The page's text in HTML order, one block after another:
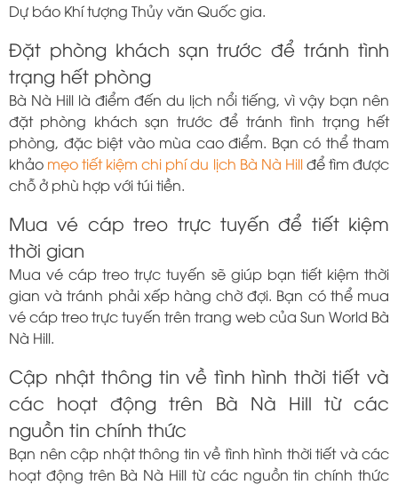
Dự báo Khí tượng Thủy văn Quốc gia.
Đặt phòng khách sạn trước để tránh tình
trạng hết phòng
Bà Nà Hill là điểm đến du lịch nổi tiếng, vì vậy bạn nên
đặt phòng khách sạn trước để tránh tình trạng hết
phòng, đặc biệt vào mùa cao điểm. Bạn có thể tham
khảo mẹo tiết kiệm chi phí du lịch Bà Nà Hillđể tìm được
chỗ ở phù hợp với túi tiền.
Mua vé cáp treo trực tuyến để tiết kiệm
thời gian
Mua vé cáp treo trực tuyến sẽ giúp bạn tiết kiệm thời
gian và tránh phải xếp hàng chờ đợi. Bạn có thể mua
vé cáp treo trực tuyến trên trang web của Sun World Bà
Nà Hill.
Cập nhật thông tin về tình hình thời tiết và
các hoạt động trên Bà Nà Hill từ các
nguồn tin chính thức
Bạn nên cập nhật thông tin về tình hình thời tiết và các
hoạt động trên Bà Nà Hill từ các nguồn tin chính thức